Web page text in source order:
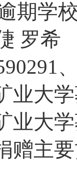
期学
罗希
业大
业大
赠主